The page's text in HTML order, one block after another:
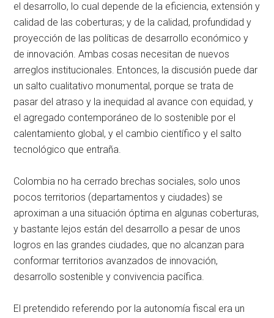
el desarrollo, lo cual depende de la eficiencia, extensión y
calidad de las coberturas; y de la calidad, profundidad y
proyección de las políticas de desarrollo económico y
de innovación. Ambas cosas necesitan de nuevos
arreglos institucionales. Entonces, la discusión puede dar
un salto cualitativo monumental, porque se trata de
pasar del atraso y la inequidad al avance con equidad, y
el agregado contemporáneo de lo sostenible por el
calentamiento global, y el cambio científico y el salto
tecnológico que entraña.
Colombia no ha cerrado brechas sociales, solo unos
pocos territorios (departamentos y ciudades) se
aproximan a una situación óptima en algunas coberturas,
y bastante lejos están del desarrollo a pesar de unos
logros en las grandes ciudades, que no alcanzan para
conformar territorios avanzados de innovación,
desarrollo sostenible y convivencia pacífica.
El pretendido referendo por la autonomía fiscal era un